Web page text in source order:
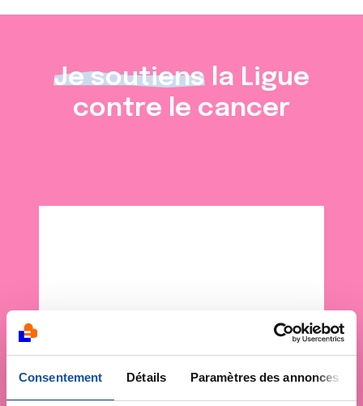
Consentement Détails Paramètres des annonces
Je soutiens la Ligue
contre le cancer